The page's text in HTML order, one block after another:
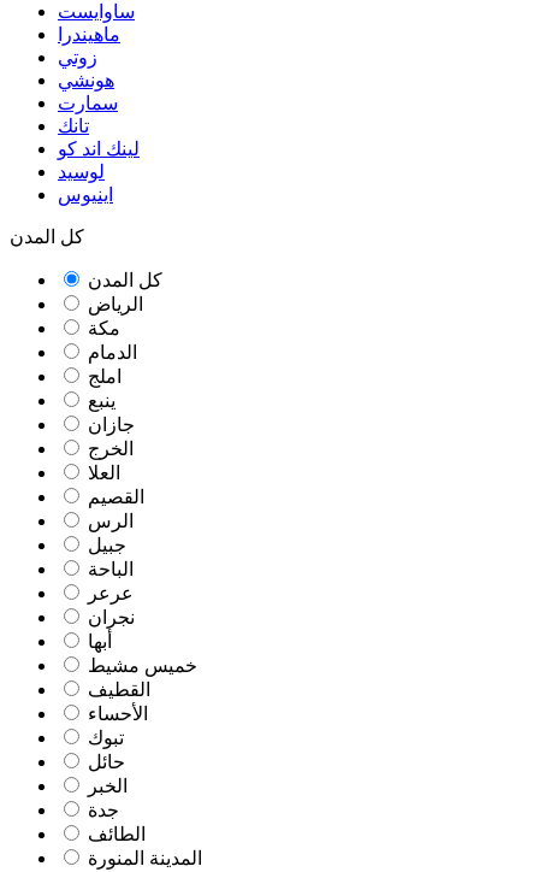
ساوايست
ماهيندرا
زوتي
هونشي
سمارت
تانك
لينك اند كو
لوسيد
اينيوس
كل المدن
كل المدن
الرياض
مكة
الدمام
املج
ينبع
جازان
الخرج
العلا
القصيم
الرس
جبيل
الباحة
عرعر
نجران
أبها
خميس مشيط
القطيف
الأحساء
تبوك
حائل
الخبر
جدة
الطائف
المدينة المنورة